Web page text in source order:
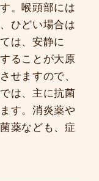
。喉頭部には
ひどい場合は
は、安静に
ることが大原
せますので、
は、主に抗菌
す。消炎薬や
薬なども、症